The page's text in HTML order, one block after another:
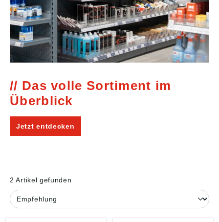
Das volle Sortiment im
Überblick
Jetzt entdecken
2 Artikel gefunden